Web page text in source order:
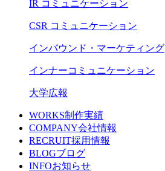
IR コミュニケーション
CSR コミュニケーション
インバウンド・マーケティング
インナーコミュニケーション
大学広報
WORKS制作実績
COMPANY会社情報
RECRUIT採用情報
BLOGブログ
INFOお知らせ